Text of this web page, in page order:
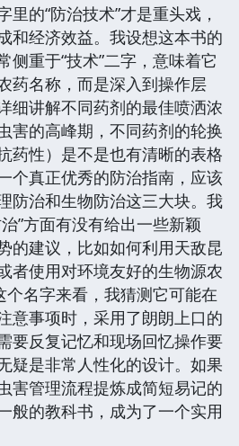
的“防治技术”才是重头戏，
和经济效益。我设想这本书的
侧重于“技术”二字，意味着它
药名称，而是深入到操作层
细讲解不同药剂的最佳喷洒浓
害的高峰期，不同药剂的轮换
药性）是不是也有清晰的表格
个真正优秀的防治指南，应该
防治和生物防治这三大块。我
”方面有没有给出一些新颖
的建议，比如如何利用天敌昆
者使用对环境友好的生物源农
个名字来看，我猜测它可能在
意事项时，采用了朗朗上口的
要反复记忆和现场回忆操作要
疑是非常人性化的设计。如果
害管理流程提炼成简短易记的
般的教科书，成为了一个实用